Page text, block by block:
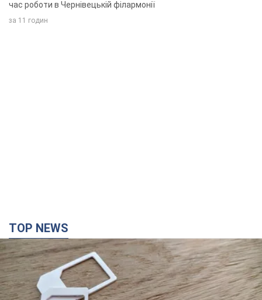
час роботи в Чернівецькій філармонії
за 11 годин
TOP NEWS